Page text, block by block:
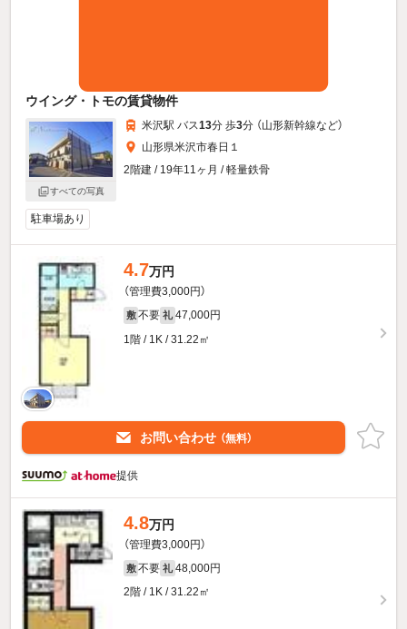
ウイング・トモの賃貸物件
すべての写真
米沢駅 バス13分 歩3分 （山形新幹線など）
山形県米沢市春日１
2階建 / 19年11ヶ月 / 軽量鉄骨
駐車場あり
4.7万円
（管理費3,000円）
敷 不要 礼 47,000円
1階 / 1K / 31.22㎡
お問い合わせ （無料）
提供
4.8万円
（管理費3,000円）
敷 不要 礼 48,000円
2階 / 1K / 31.22㎡